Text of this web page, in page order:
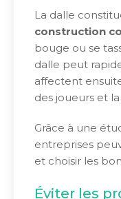
La dalle
construction
bouge ou se
dalle peut
affectent
des joueurs et
Grâce à une
entreprises
et choisir les
Éviter les